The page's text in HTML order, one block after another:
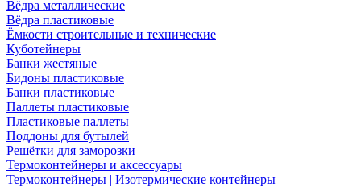
Вёдра металлические
Вёдра пластиковые
Ёмкости строительные и технические
Куботейнеры
Банки жестяные
Бидоны пластиковые
Банки пластиковые
Паллеты пластиковые
Пластиковые паллеты
Поддоны для бутылей
Решётки для заморозки
Термоконтейнеры и аксессуары
Термоконтейнеры | Изотермические контейнеры